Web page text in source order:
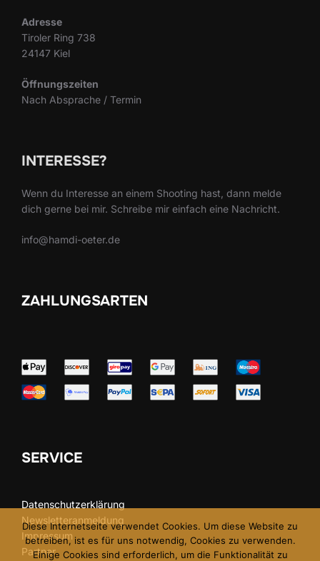
Adresse
Tiroler Ring 738
24147 Kiel
Öffnungszeiten
Nach Absprache / Termin
INTERESSE?
Wenn du Interesse an einem Shooting hast, dann melde
dich gerne bei mir. Schreibe mir einfach eine Nachricht.
info@hamdi-oeter.de
ZAHLUNGSARTEN
SERVICE
Datenschutzerklärung
Newsletteranmeldung
Impressum
Partner
Diese Internetseite verwendet Cookies. Um diese Website zu
betreiben, ist es für uns notwendig, Cookies zu verwenden.
Einige Cookies sind erforderlich, um die Funktionalität zu